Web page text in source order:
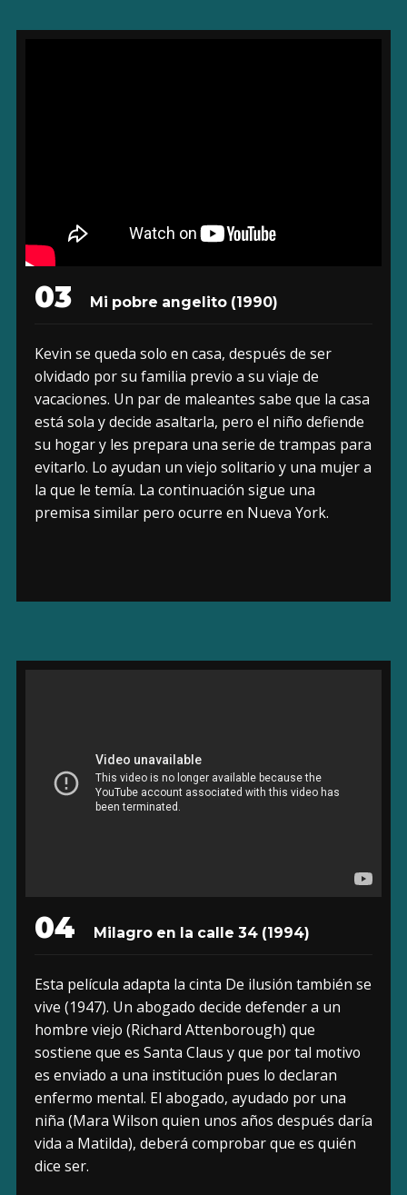
03 Mi pobre angelito (1990)
Kevin se queda solo en casa, después de ser
olvidado por su familia previo a su viaje de
vacaciones. Un par de maleantes sabe que la casa
está sola y decide asaltarla, pero el niño defiende
su hogar y les prepara una serie de trampas para
evitarlo. Lo ayudan un viejo solitario y una mujer a
la que le temía. La continuación sigue una
premisa similar pero ocurre en Nueva York.
04 Milagro en la calle 34 (1994)
Esta película adapta la cinta De ilusión también se
vive (1947). Un abogado decide defender a un
hombre viejo (Richard Attenborough) que
sostiene que es Santa Claus y que por tal motivo
es enviado a una institución pues lo declaran
enfermo mental. El abogado, ayudado por una
niña (Mara Wilson quien unos años después daría
vida a Matilda), deberá comprobar que es quién
dice ser.